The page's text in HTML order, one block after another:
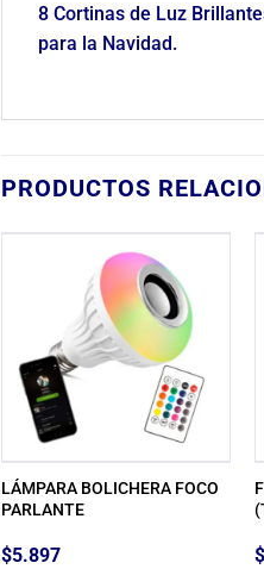
8 Cortinas de Luz
para la Navidad.
PRODUCTOS
LÁMPARA BOLICHERA FOCO
PARLANTE
$5.897 $